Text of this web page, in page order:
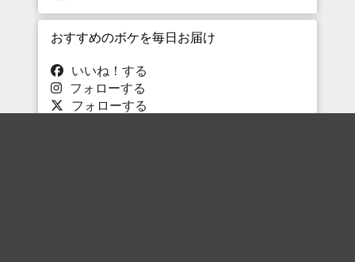
おすすめのボケを毎日お届け
いいね！する
フォローする
フォローする